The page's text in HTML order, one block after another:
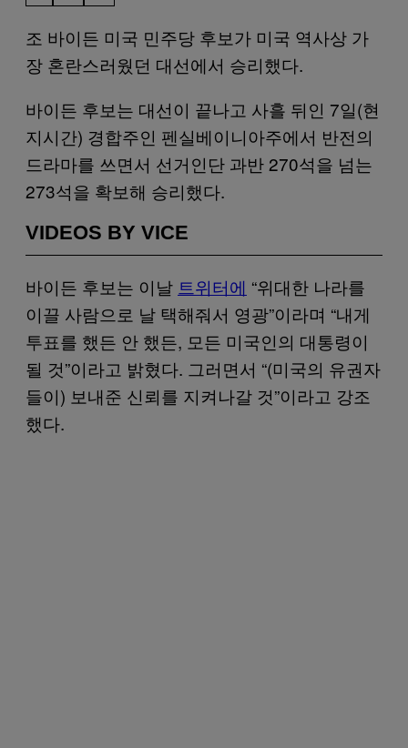
조 바이든 미국 민주당 후보가 미국 역사상 가
장 혼란스러웠던 대선에서 승리했다.
바이든 후보는 대선이 끝나고 사흘 뒤인 7일(현
지시간) 경합주인 펜실베이니아주에서 반전의
드라마를 쓰면서 선거인단 과반 270석을 넘는
273석을 확보해 승리했다.
VIDEOS BY VICE
바이든 후보는 이날 트위터에 “위대한 나라를
이끌 사람으로 날 택해줘서 영광”이라며 “내게
투표를 했든 안 했든, 모든 미국인의 대통령이
될 것”이라고 밝혔다. 그러면서 “(미국의 유권자
들이) 보내준 신뢰를 지켜나갈 것”이라고 강조
했다.